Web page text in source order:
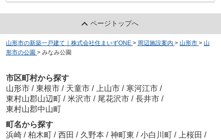
ページトップへ
山形市の新築一戸建て｜株式会社住まいずONE > 周辺施設案内 > 山形市 > 山
形市の公園 > みなみ公園
市区町村から探す
山形市 / 東根市 / 天童市 / 上山市 / 寒河江市 /
東村山郡山辺町 / 米沢市 / 尾花沢市 / 長井市 /
東村山郡中山町
町名から探す
浜崎 / 柏木町 / 西田 / 久野本 / 神町東 / 小白川町 / 上桜田 /